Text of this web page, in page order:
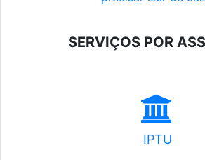
SERVIÇOS POR
IPTU